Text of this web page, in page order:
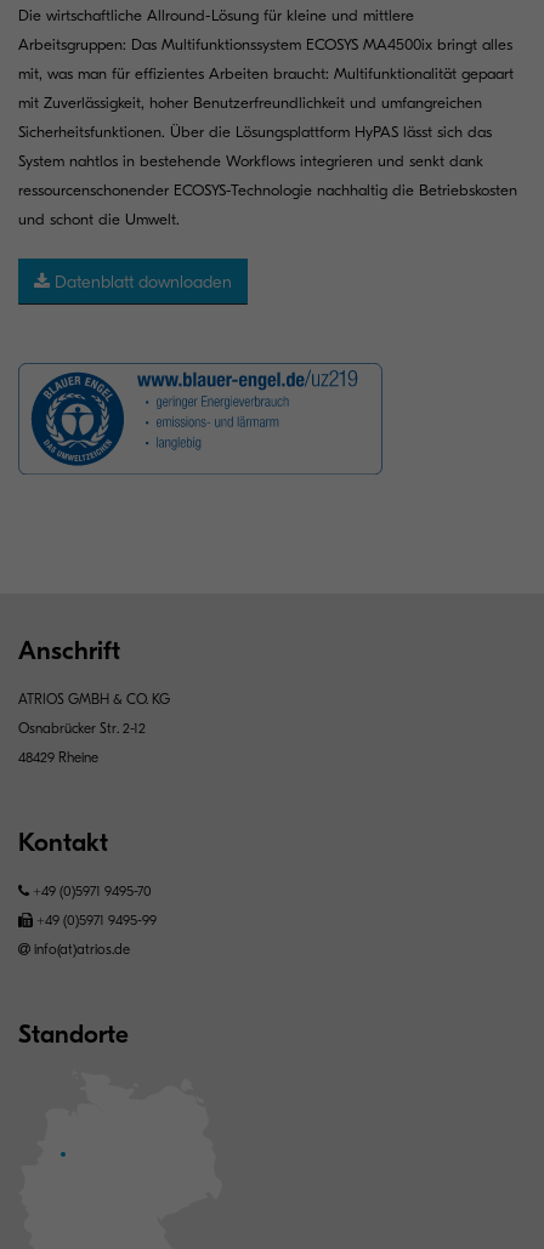
Die wirtschaftliche Allround-Lösung für kleine und mittlere
Arbeitsgruppen: Das Multifunktionssystem ECOSYS MA4500ix bringt alles
mit, was man für effizientes Arbeiten braucht: Multifunktionalität gepaart
mit Zuverlässigkeit, hoher Benutzerfreundlichkeit und umfangreichen
Sicherheitsfunktionen. Über die Lösungsplattform HyPAS lässt sich das
System nahtlos in bestehende Workflows integrieren und senkt dank
ressourcenschonender ECOSYS-Technologie nachhaltig die Betriebskosten
und schont die Umwelt.
Datenblatt downloaden
Anschrift
ATRIOS GMBH & CO. KG
Osnabrücker Str. 2-12
48429 Rheine
Kontakt
+49 (0)5971 9495-70
+49 (0)5971 9495-99
info(at)atrios.de
Standorte